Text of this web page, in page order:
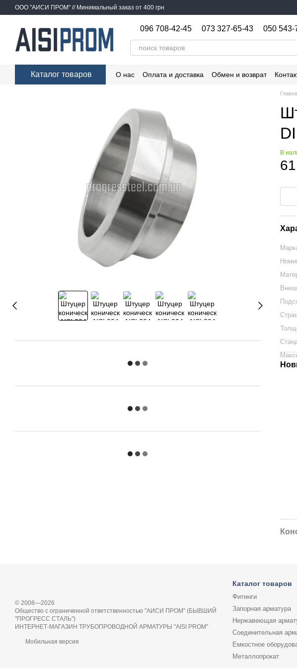
Перейти к основному контенту
ООО "АИСИ ПРОМ" // Минимальный заказ от 400 грн
096 708-42-45 073 327-65-43 050 543-
Каталог товаров О нас Оплата и доставка Обмен и возврат
В
© 2008—2026
Общество с ограниченной ответственностью "АИСИ ПРОМ" (БЫВШИЙ
"ПРОГРЕСС СТАЛЬ")
ИНТЕРНЕТ-МАГАЗИН ТРУБОПРОВОДНОЙ АРМАТУРЫ "AISI PROM"
Мобильная версия
Каталог товаров
Фитинги
Запорная арматура
Нержавеющая
Соединительная
Емкостное
Металлопрокат